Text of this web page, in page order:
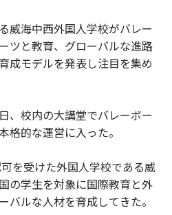
威海中西外国人学校がバレー
ツと教育、グローバルな進路
成モデルを発表し注目を集め
、校内の大講堂でバレーボー
格的な運営に入った。
を受けた外国人学校である威
の学生を対象に国際教育と外
バルな人材を育成してきた。